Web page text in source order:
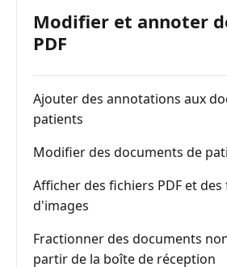
Modifier et annoter
PDF
Ajouter des annotations aux
patients
Modifier des documents de
Afficher des fichiers PDF et
d'images
Fractionner des documents
partir de la boîte de réception